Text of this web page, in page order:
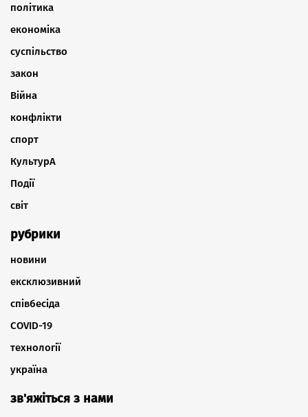
політика
економіка
суспільство
закон
Війна
конфлікти
спорт
КультурА
Події
світ
рубрики
новини
ексклюзивний
співбесіда
COVID-19
технології
україна
зв'яжіться з нами